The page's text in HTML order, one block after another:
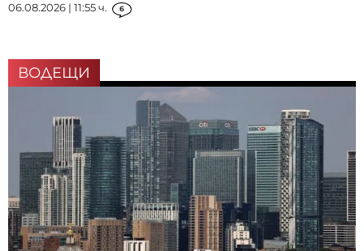
06.08.2026 | 11:55 ч. 6
ВОДЕЩИ